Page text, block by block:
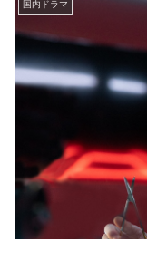
国内ドラマ